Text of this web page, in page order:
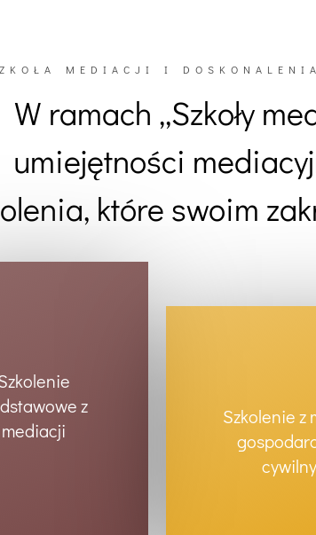
MEDIACJI I
W ramach „Szkoły
umiejętności
które swoim
z
mediacji
Szkolenie z